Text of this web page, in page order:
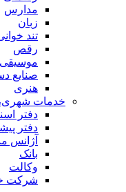
مدارس
زبان
تند
رقص
موسیقی
صنایع
هنری
خدمات
دفتر
دفتر
آژانس
بانک
وکالت
شرکت